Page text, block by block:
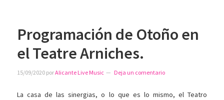
Programación de Otoño en
el Teatre Arniches.
15/09/2020 porAlicante Live Music Deja un comentario
La casa de las sinergias, o lo que es lo mismo, el Teatro